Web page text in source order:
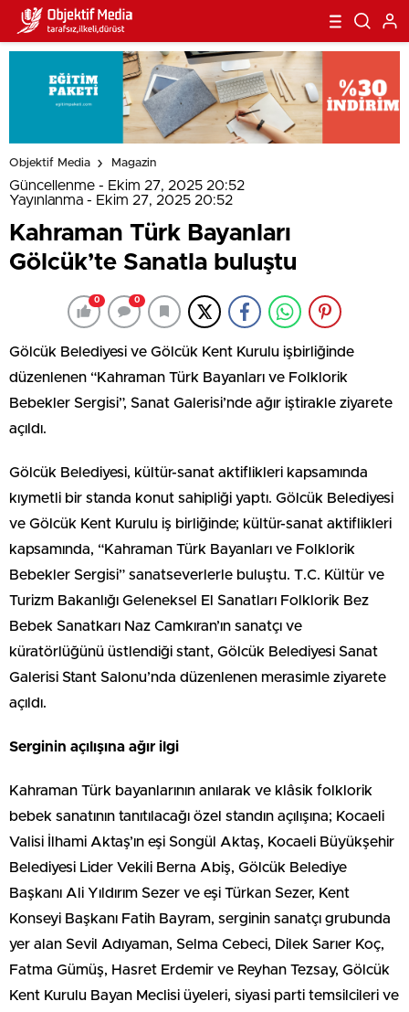
Objektif Media Magazin
Güncellenme - Ekim 27, 2025 20:52
Yayınlanma - Ekim 27, 2025 20:52
Kahraman Türk Bayanları
Gölcük’te Sanatla buluştu
0 0
Gölcük Belediyesi ve Gölcük Kent Kurulu işbirliğinde
düzenlenen “Kahraman Türk Bayanları ve Folklorik
Bebekler Sergisi”, Sanat Galerisi’nde ağır iştirakle ziyarete
açıldı.
Gölcük Belediyesi, kültür-sanat aktiflikleri kapsamında
kıymetli bir standa konut sahipliği yaptı. Gölcük Belediyesi
ve Gölcük Kent Kurulu iş birliğinde; kültür-sanat aktiflikleri
kapsamında, “Kahraman Türk Bayanları ve Folklorik
Bebekler Sergisi” sanatseverlerle buluştu. T.C. Kültür ve
Turizm Bakanlığı Geleneksel El Sanatları Folklorik Bez
Bebek Sanatkarı Naz Camkıran’ın sanatçı ve
küratörlüğünü üstlendiği stant, Gölcük Belediyesi Sanat
Galerisi Stant Salonu’nda düzenlenen merasimle ziyarete
açıldı.
Serginin açılışına ağır ilgi
Kahraman Türk bayanlarının anılarak ve klâsik folklorik
bebek sanatının tanıtılacağı özel standın açılışına; Kocaeli
Valisi İlhami Aktaş’ın eşi Songül Aktaş, Kocaeli Büyükşehir
Belediyesi Lider Vekili Berna Abiş, Gölcük Belediye
Başkanı Ali Yıldırım Sezer ve eşi Türkan Sezer, Kent
Konseyi Başkanı Fatih Bayram, serginin sanatçı grubunda
yer alan Sevil Adıyaman, Selma Cebeci, Dilek Sarıer Koç,
Fatma Gümüş, Hasret Erdemir ve Reyhan Tezsay, Gölcük
Kent Kurulu Bayan Meclisi üyeleri, siyasi parti temsilcileri ve